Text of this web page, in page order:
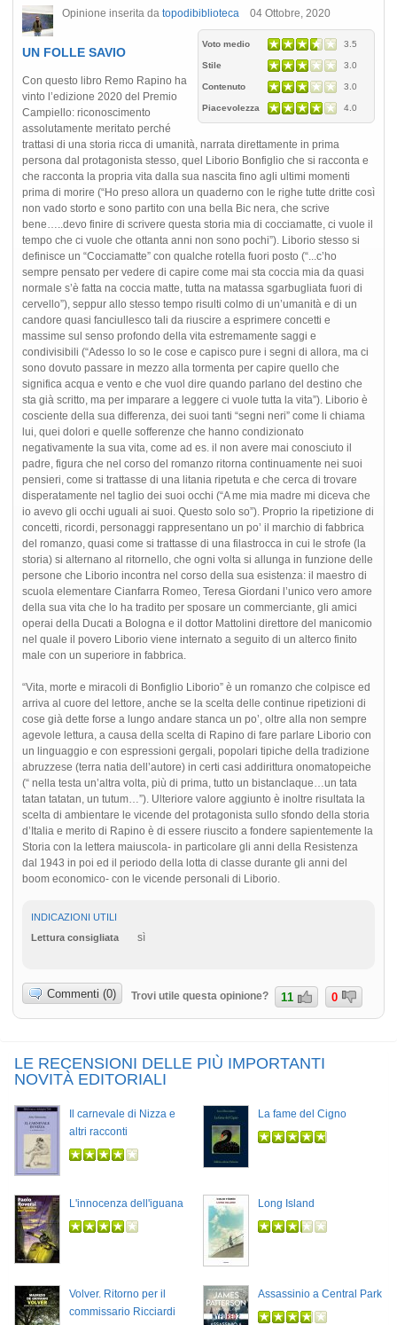
Opinione inserita da topodibiblioteca 04 Ottobre, 2020
Voto medio 3.5
Stile 3.0
Contenuto 3.0
Piacevolezza 4.0
UN FOLLE SAVIO
Con questo libro Remo Rapino ha
vinto l’edizione 2020 del Premio
Campiello: riconoscimento
assolutamente meritato perché
trattasi di una storia ricca di umanità, narrata direttamente in prima
persona dal protagonista stesso, quel Liborio Bonfiglio che si racconta e
che racconta la propria vita dalla sua nascita fino agli ultimi momenti
prima di morire (“Ho preso allora un quaderno con le righe tutte dritte così
non vado storto e sono partito con una bella Bic nera, che scrive
bene…..devo finire di scrivere questa storia mia di cocciamatte, ci vuole il
tempo che ci vuole che ottanta anni non sono pochi”). Liborio stesso si
definisce un “Cocciamatte” con qualche rotella fuori posto (“...c’ho
sempre pensato per vedere di capire come mai sta coccia mia da quasi
normale s’è fatta na coccia matte, tutta na matassa sgarbugliata fuori di
cervello”), seppur allo stesso tempo risulti colmo di un’umanità e di un
candore quasi fanciullesco tali da riuscire a esprimere concetti e
massime sul senso profondo della vita estremamente saggi e
condivisibili (“Adesso lo so le cose e capisco pure i segni di allora, ma ci
sono dovuto passare in mezzo alla tormenta per capire quello che
significa acqua e vento e che vuol dire quando parlano del destino che
sta già scritto, ma per imparare a leggere ci vuole tutta la vita”). Liborio è
cosciente della sua differenza, dei suoi tanti “segni neri” come li chiama
lui, quei dolori e quelle sofferenze che hanno condizionato
negativamente la sua vita, come ad es. il non avere mai conosciuto il
padre, figura che nel corso del romanzo ritorna continuamente nei suoi
pensieri, come si trattasse di una litania ripetuta e che cerca di trovare
disperatamente nel taglio dei suoi occhi (“A me mia madre mi diceva che
io avevo gli occhi uguali ai suoi. Questo solo so”). Proprio la ripetizione di
concetti, ricordi, personaggi rappresentano un po’ il marchio di fabbrica
del romanzo, quasi come si trattasse di una filastrocca in cui le strofe (la
storia) si alternano al ritornello, che ogni volta si allunga in funzione delle
persone che Liborio incontra nel corso della sua esistenza: il maestro di
scuola elementare Cianfarra Romeo, Teresa Giordani l’unico vero amore
della sua vita che lo ha tradito per sposare un commerciante, gli amici
operai della Ducati a Bologna e il dottor Mattolini direttore del manicomio
nel quale il povero Liborio viene internato a seguito di un alterco finito
male con un superiore in fabbrica.
“Vita, morte e miracoli di Bonfiglio Liborio” è un romanzo che colpisce ed
arriva al cuore del lettore, anche se la scelta delle continue ripetizioni di
cose già dette forse a lungo andare stanca un po’, oltre alla non sempre
agevole lettura, a causa della scelta di Rapino di fare parlare Liborio con
un linguaggio e con espressioni gergali, popolari tipiche della tradizione
abruzzese (terra natia dell’autore) in certi casi addirittura onomatopeiche
(“ nella testa un’altra volta, più di prima, tutto un bistanclaque…un tata
tatan tatatan, un tutum…”). Ulteriore valore aggiunto è inoltre risultata la
scelta di ambientare le vicende del protagonista sullo sfondo della storia
d’Italia e merito di Rapino è di essere riuscito a fondere sapientemente la
Storia con la lettera maiuscola- in particolare gli anni della Resistenza
dal 1943 in poi ed il periodo della lotta di classe durante gli anni del
boom economico- con le vicende personali di Liborio.
INDICAZIONI UTILI
Lettura consigliata
sì
Commenti (0) Trovi utile questa opinione? 11 0
LE RECENSIONI DELLE PIÙ IMPORTANTI
NOVITÀ EDITORIALI
Il carnevale di Nizza e
altri racconti
La fame del Cigno
L'innocenza dell'iguana Long Island
Volver. Ritorno per il
commissario Ricciardi
Assassinio a Central Park